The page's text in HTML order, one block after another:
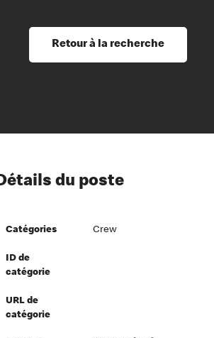
et perfectionnement
du savoir
à l’égard de nos employés
directeurs
équité et inclusion
au travail
Retour à la recherche
du poste
Catégories Crew
ID de
catégorie
URL de
catégorie